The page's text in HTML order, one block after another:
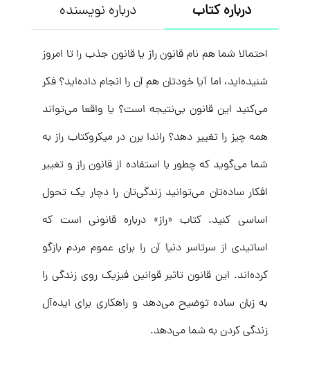
درباره کتاب درباره نویسنده
احتمالا شما هم نام قانون راز یا قانون جذب را تا امروز
شنیده‌اید، اما آیا خودتان هم آن را انجام داده‌اید؟ فکر
می‌کنید این قانون بی‌نتیجه است؟ یا واقعا می‌تواند
همه چیز را تغییر دهد؟ راندا برن در میکروکتاب راز به
شما می‌گوید که چطور با استفاده از قانون راز و تغییر
افکار ساده‌تان می‌توانید زندگی‌تان را دچار یک تحول
اساسی کنید. کتاب «راز» درباره قانونی است که
اساتیدی از سرتاسر دنیا آن را برای عموم مردم بازگو
کرده‌اند. این قانون تاثیر قوانین فیزیک روی زندگی را
به زبان ساده توضیح می‌دهد و راهکاری برای ایده‌آل
زندگی کردن به شما می‌دهد.